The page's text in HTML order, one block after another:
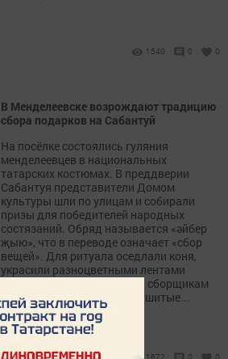
1540 0 0
В Менделеевске возрождают традицию
сбора подарков на Сабантуй
На посёлке состоялись гуляния
менделеевцев в национальных
татарских костюмах. В преддверии
Сабантуя представители Домом
культуры шли по улицам и собирали
призы для победителей народных
состязаний. Обряд называется «әйбер
җыю», что в переводе означает «сбор
вещей». Для ритуала оседлали коня,
украсили разноцветными лентами
повозку. Жители выносили сборщикам
подарков яркие платки, вышитые...